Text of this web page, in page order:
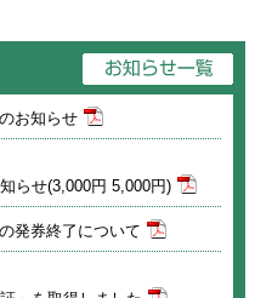
お知らせ
らせ(3,000円 5,000円)
発券終了について